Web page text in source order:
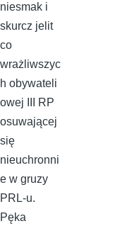
niesmak i
skurcz jelit
co
wrażliwszyc
h obywateli
owej III RP
osuwającej
się
nieuchronni
e w gruzy
PRL-u.
Pęka